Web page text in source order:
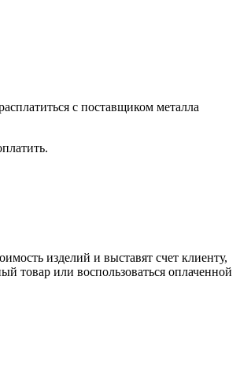
с поставщиком металла
изделий и выставят счет клиенту,
товар или воспользоваться оплаченной